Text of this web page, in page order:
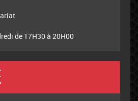
de 17H30 à 20H00